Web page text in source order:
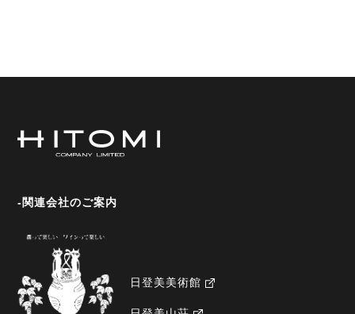
-関連会社のご案内
日登美美術館